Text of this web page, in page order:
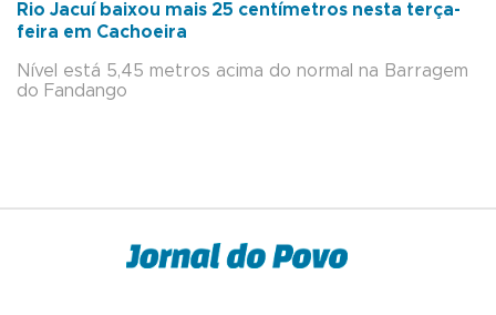
Rio Jacuí baixou mais 25 centímetros nesta terça-
feira em Cachoeira
Nível está 5,45 metros acima do normal na Barragem
do Fandango